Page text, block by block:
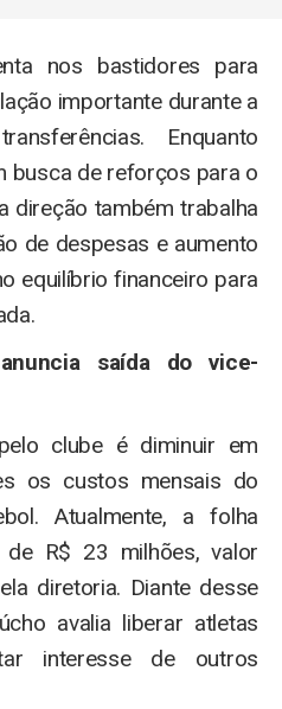
nos bastidores para
importante durante a
Enquanto
busca de reforços para o
direção também trabalha
de despesas e aumento
equilíbrio financeiro para
saída do vice-
clube é diminuir em
os custos mensais do
Atualmente, a folha
R$ 23 milhões, valor
diretoria. Diante desse
avalia liberar atletas
interesse de outros